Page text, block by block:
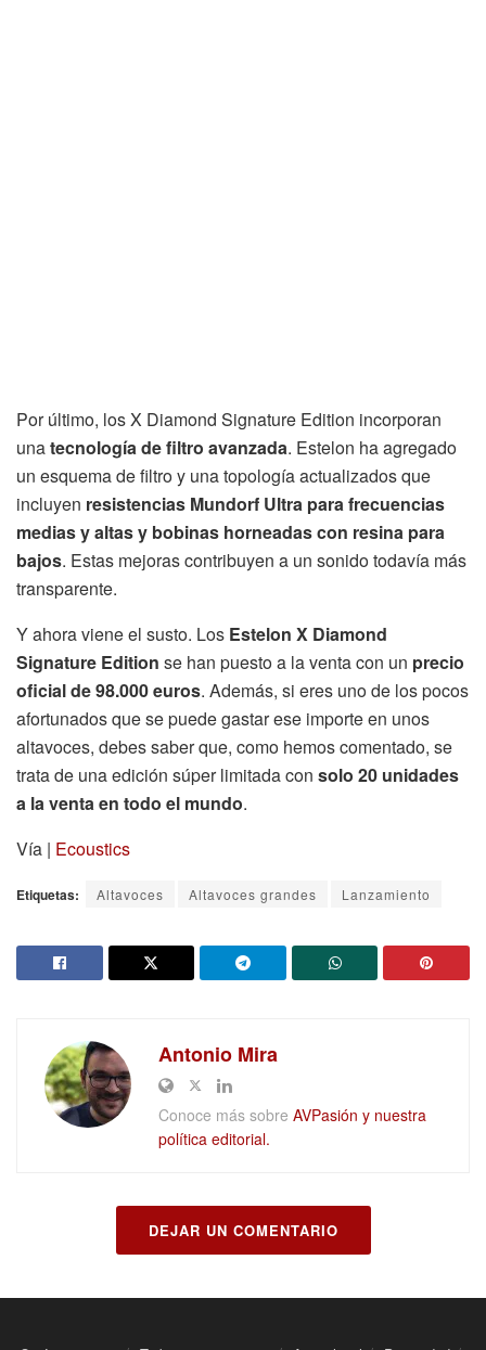
Por último, los X Diamond Signature Edition incorporan
unatecnología de filtro avanzada. Estelon ha agregado
un esquema de filtro y una topología actualizados que
incluyen resistencias Mundorf Ultra para frecuencias
medias y altas y bobinas horneadas con resina para
bajos. Estas mejoras contribuyen a un sonido todavía más
transparente.
Y ahora viene el susto. Los Estelon X Diamond
Signature Edition se han puesto a la venta con un precio
oficial de 98.000 euros. Además, si eres uno de los pocos
afortunados que se puede gastar ese importe en unos
altavoces, debes saber que, como hemos comentado, se
trata de una edición súper limitada con solo 20 unidades
a la venta en todo el mundo.
Vía | Ecoustics
Etiquetas: Altavoces Altavoces grandes Lanzamiento
Antonio Mira
Conoce más sobre AVPasión y nuestra
política editorial.
DEJAR UN COMENTARIO